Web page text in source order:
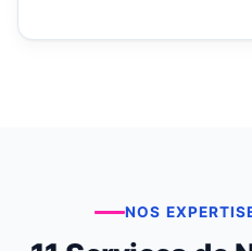
NOS